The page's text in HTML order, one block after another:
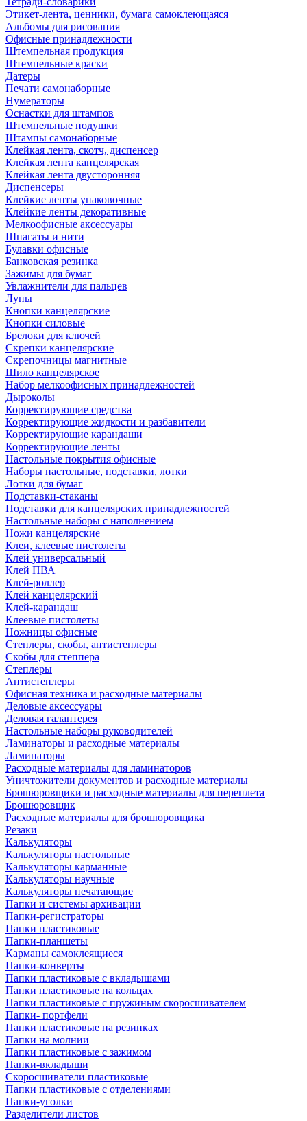
Этикет-лента, ценники, бумага самоклеющаяся
Альбомы для рисования
Офисные принадлежности
Штемпельная продукция
Штемпельные краски
Датеры
Печати самонаборные
Нумераторы
Оснастки для штампов
Штемпельные подушки
Штампы самонаборные
Клейкая лента, скотч, диспенсер
Клейкая лента канцелярская
Клейкая лента двусторонняя
Диспенсеры
Клейкие ленты упаковочные
Клейкие ленты декоративные
Мелкоофисные аксессуары
Шпагаты и нити
Булавки офисные
Банковская резинка
Зажимы для бумаг
Увлажнители для пальцев
Лупы
Кнопки канцелярские
Кнопки силовые
Брелоки для ключей
Скрепки канцелярские
Скрепочницы магнитные
Шило канцелярское
Набор мелкоофисных принадлежностей
Дыроколы
Корректирующие средства
Корректирующие жидкости и разбавители
Корректирующие карандаши
Корректирующие ленты
Настольные покрытия офисные
Наборы настольные, подставки, лотки
Лотки для бумаг
Подставки-стаканы
Подставки для канцелярских принадлежностей
Настольные наборы с наполнением
Ножи канцелярские
Клеи, клеевые пистолеты
Клей универсальный
Клей ПВА
Клей-роллер
Клей канцелярский
Клей-карандаш
Клеевые пистолеты
Ножницы офисные
Степлеры, скобы, антистеплеры
Скобы для степпера
Степлеры
Антистеплеры
Офисная техника и расходные материалы
Деловые аксессуары
Деловая галантерея
Настольные наборы руководителей
Ламинаторы и расходные материалы
Ламинаторы
Расходные материалы для ламинаторов
Уничтожители документов и расходные материалы
Брошюровщики и расходные материалы для переплета
Брошюровщик
Расходные материалы для брошюровщика
Резаки
Калькуляторы
Калькуляторы настольные
Калькуляторы карманные
Калькуляторы научные
Калькуляторы печатающие
Папки и системы архивации
Папки-регистраторы
Папки пластиковые
Папки-планшеты
Карманы самоклеящиеся
Папки-конверты
Папки пластиковые с вкладышами
Папки пластиковые на кольцах
Папки пластиковые с пружиным скоросшивателем
Папки- портфели
Папки пластиковые на резинках
Папки на молнии
Папки пластиковые с зажимом
Папки-вкладыши
Скоросшиватели пластиковые
Папки пластиковые с отделениями
Папки-уголки
Разделители листов